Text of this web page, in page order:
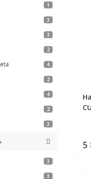
1
3
3
2
4
2
4
2
3
3
3
5